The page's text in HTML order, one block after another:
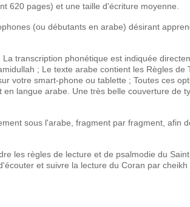
620 pages) et une taille d'écriture moyenne.
(ou débutants en arabe) désirant
transcription phonétique est indiquée
; Le texte arabe contient les Règles de
votre smart-phone ou tablette ; Toutes ces
langue arabe. Une très belle couverture de
sous l'arabe, fragment par fragment, afin
les règles de lecture et de psalmodie du
et suivre la lecture du Coran par cheikh